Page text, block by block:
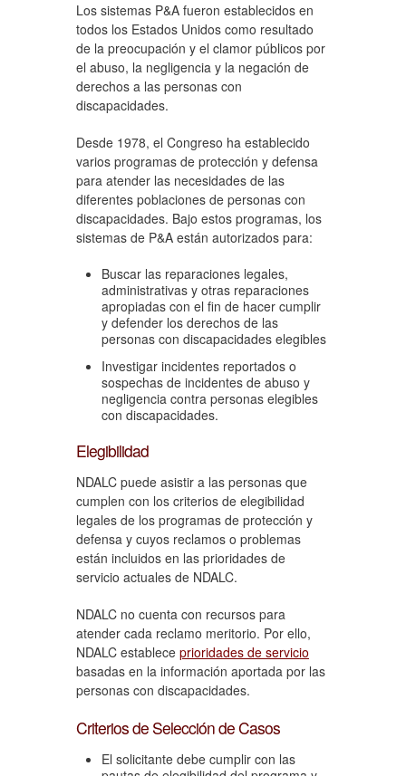
Los sistemas P&A fueron establecidos en
todos los Estados Unidos como resultado
de la preocupación y el clamor públicos por
el abuso, la negligencia y la negación de
derechos a las personas con
discapacidades.
Desde 1978, el Congreso ha establecido
varios programas de protección y defensa
para atender las necesidades de las
diferentes poblaciones de personas con
discapacidades. Bajo estos programas, los
sistemas de P&A están autorizados para:
Buscar las reparaciones legales,
administrativas y otras reparaciones
apropiadas con el fin de hacer cumplir
y defender los derechos de las
personas con discapacidades elegibles
Investigar incidentes reportados o
sospechas de incidentes de abuso y
negligencia contra personas elegibles
con discapacidades.
Elegibilidad
NDALC puede asistir a las personas que
cumplen con los criterios de elegibilidad
legales de los programas de protección y
defensa y cuyos reclamos o problemas
están incluidos en las prioridades de
servicio actuales de NDALC.
NDALC no cuenta con recursos para
atender cada reclamo meritorio. Por ello,
NDALC establece prioridades de servicio
basadas en la información aportada por las
personas con discapacidades.
Criterios de Selección de Casos
El solicitante debe cumplir con las